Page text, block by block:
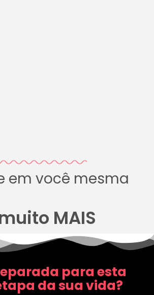
em você mesma
MAIS
para esta
da sua vida?